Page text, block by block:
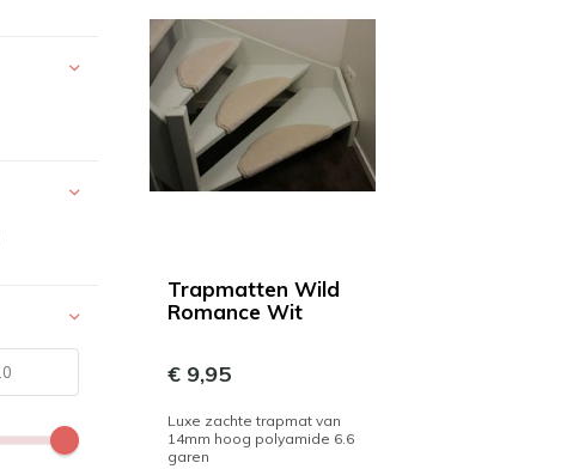
Trapmatten Wild
Romance Wit
€ 9,95
Luxe zachte trapmat van
14mm hoog polyamide 6.6
garen